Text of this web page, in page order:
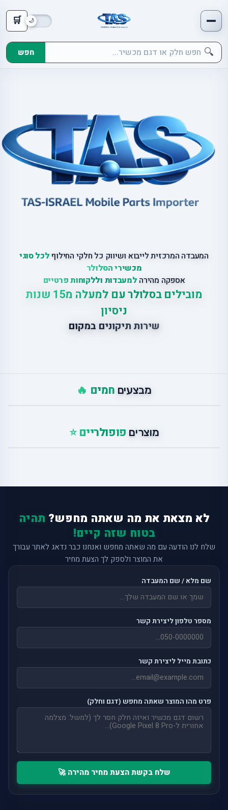
🛒
🔍 חפש
המעבדה המרכזית לייבוא ושיווק כל חלקי החילוףלכל סוגי
מכשירי הסלולר
אספקה מהירה למעבדות וללקוחות פרטיים
מובילים בסלולר עם למעלה מ15 שנות
ניסיון
שירות תיקונים במקום
מבצעים חמים 🔥
מוצרים פופולריים ⭐
לא מצאת את מה שאתה מחפש? תהיה
בטוח שזה קיים!
שלח לנו הודעה עם מה שאתה מחפש ואנחנו כבר נדאג לאתר עבורך
את המוצר ולספק לך הצעת מחיר
שם מלא / שם המעבדה
מספר טלפון ליצירת קשר
כתובת מייל ליצירת קשר
פרט מהו המוצר שאתה מחפש (דגם וחלק)
שלח בקשת הצעת מחיר מהירה 🚀